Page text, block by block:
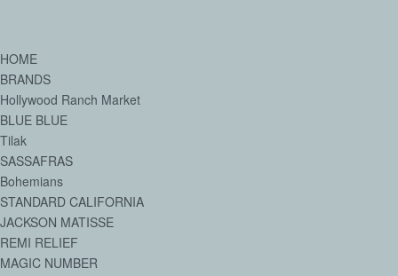
HOME
BRANDS
Hollywood Ranch Market
BLUE BLUE
Tilak
SASSAFRAS
Bohemians
STANDARD CALIFORNIA
JACKSON MATISSE
REMI RELIEF
MAGIC NUMBER